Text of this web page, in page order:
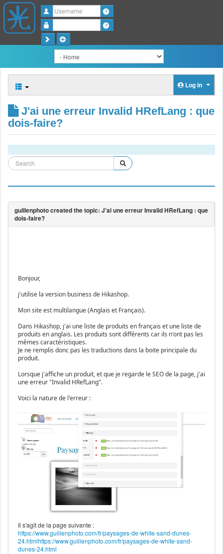
Username
Log in
J'ai une erreur Invalid HRefLang : que
dois-faire?
Bonjour,
j'utilise la version business de Hikashop.
Mon site est multilangue (Anglais et Français).
Dans Hikashop, j'ai une liste de produits en français et une liste de
produits en anglais. Les produits sont différents car ils n'ont pas les
mêmes caractéristiques.
Je ne remplis donc pas les traductions dans la boite principale du
produit.
Lorsque j'affiche un produit, et que je regarde le SEO de la page, j'ai
une erreur "Invalid HRefLang".
Voici la nature de l'erreur :
Il s'agit de la page suivante :
https://www.guillenphoto.com/fr/paysages-de-white-sand-dunes-
24.htmlhttps://www.guillenphoto.com/fr/paysages-de-white-sand-
dunes-24.html